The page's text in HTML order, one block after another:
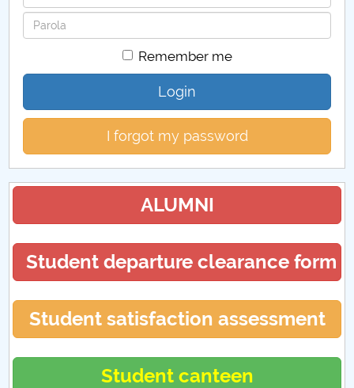
Password
Remember me
Login
I forgot my password
ALUMNI
Student departure clearance form
Student satisfaction assessment
Student canteen